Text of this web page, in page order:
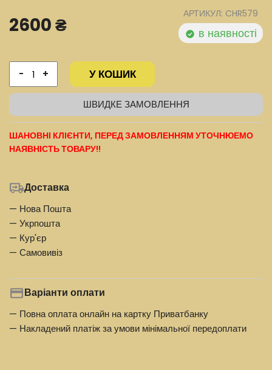
2600 ₴ АРТИКУЛ: CHR579
в наявності
- + У КОШИК
ШВИДКЕ ЗАМОВЛЕННЯ
ШАНОВНІ КЛІЄНТИ, ПЕРЕД ЗАМОВЛЕННЯМ УТОЧНЮЕМО
НАЯВНІСТЬ ТОВАРУ!!
Доставка
— Нова Пошта
— Укрпошта
— Кур'єр
— Самовивіз
Варіанти оплати
— Повна оплата онлайн на картку Приватбанку
— Накладений платіж за умови мінімальної передоплати